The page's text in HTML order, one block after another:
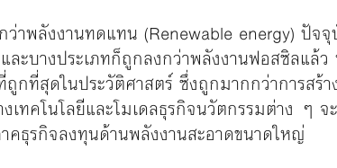
าพลังงานทดแทน (Renewable energy) ปัจจุ
บางประเภทก็ถูกลงกว่าพลังงานฟอสซิลแล้ว
ที่สุดในประวัติศาสตร์ ซึ่งถูกมากกว่าการสร้า
ทคโนโลยีและโมเดลธุรกิจนวัตกรรมต่าง ๆ จ
คธุรกิจลงทุนด้านพลังงานสะอาดขนาดใหญ่